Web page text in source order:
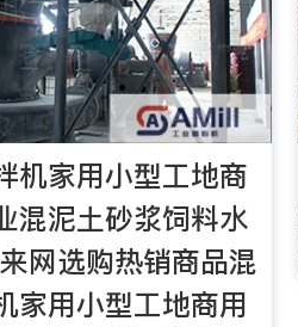
机家用小型工地商
混泥土砂浆饲料水
网选购热销商品混
家用小型工地商用